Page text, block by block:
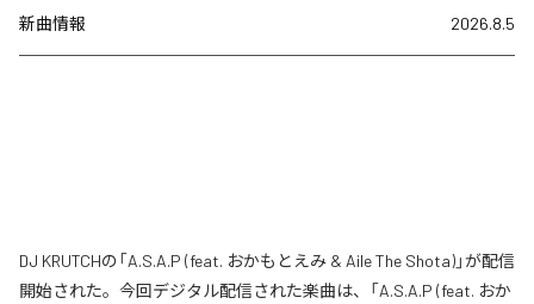
新曲情報 2026.8.5
DJ KRUTCHの「A.S.A.P (feat. おかもとえみ & Aile The Shota)」が配信
開始された。今回デジタル配信された楽曲は、「A.S.A.P (feat. おか